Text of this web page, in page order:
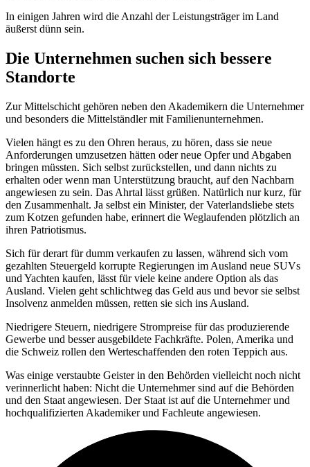
In einigen Jahren wird die Anzahl der Leistungsträger im Land
äußerst dünn sein.
Die Unternehmen suchen sich bessere
Standorte
Zur Mittelschicht gehören neben den Akademikern die Unternehmer
und besonders die Mittelständler mit Familienunternehmen.
Vielen hängt es zu den Ohren heraus, zu hören, dass sie neue
Anforderungen umzusetzen hätten oder neue Opfer und Abgaben
bringen müssten. Sich selbst zurückstellen, und dann nichts zu
erhalten oder wenn man Unterstützung braucht, auf den Nachbarn
angewiesen zu sein. Das Ahrtal lässt grüßen. Natürlich nur kurz, für
den Zusammenhalt. Ja selbst ein Minister, der Vaterlandsliebe stets
zum Kotzen gefunden habe, erinnert die Weglaufenden plötzlich an
ihren Patriotismus.
Sich für derart für dumm verkaufen zu lassen, während sich vom
gezahlten Steuergeld korrupte Regierungen im Ausland neue SUVs
und Yachten kaufen, lässt für viele keine andere Option als das
Ausland. Vielen geht schlichtweg das Geld aus und bevor sie selbst
Insolvenz anmelden müssen, retten sie sich ins Ausland.
Niedrigere Steuern, niedrigere Strompreise für das produzierende
Gewerbe und besser ausgebildete Fachkräfte. Polen, Amerika und
die Schweiz rollen den Werteschaffenden den roten Teppich aus.
Was einige verstaubte Geister in den Behörden vielleicht noch nicht
verinnerlicht haben: Nicht die Unternehmer sind auf die Behörden
und den Staat angewiesen. Der Staat ist auf die Unternehmer und
hochqualifizierten Akademiker und Fachleute angewiesen.